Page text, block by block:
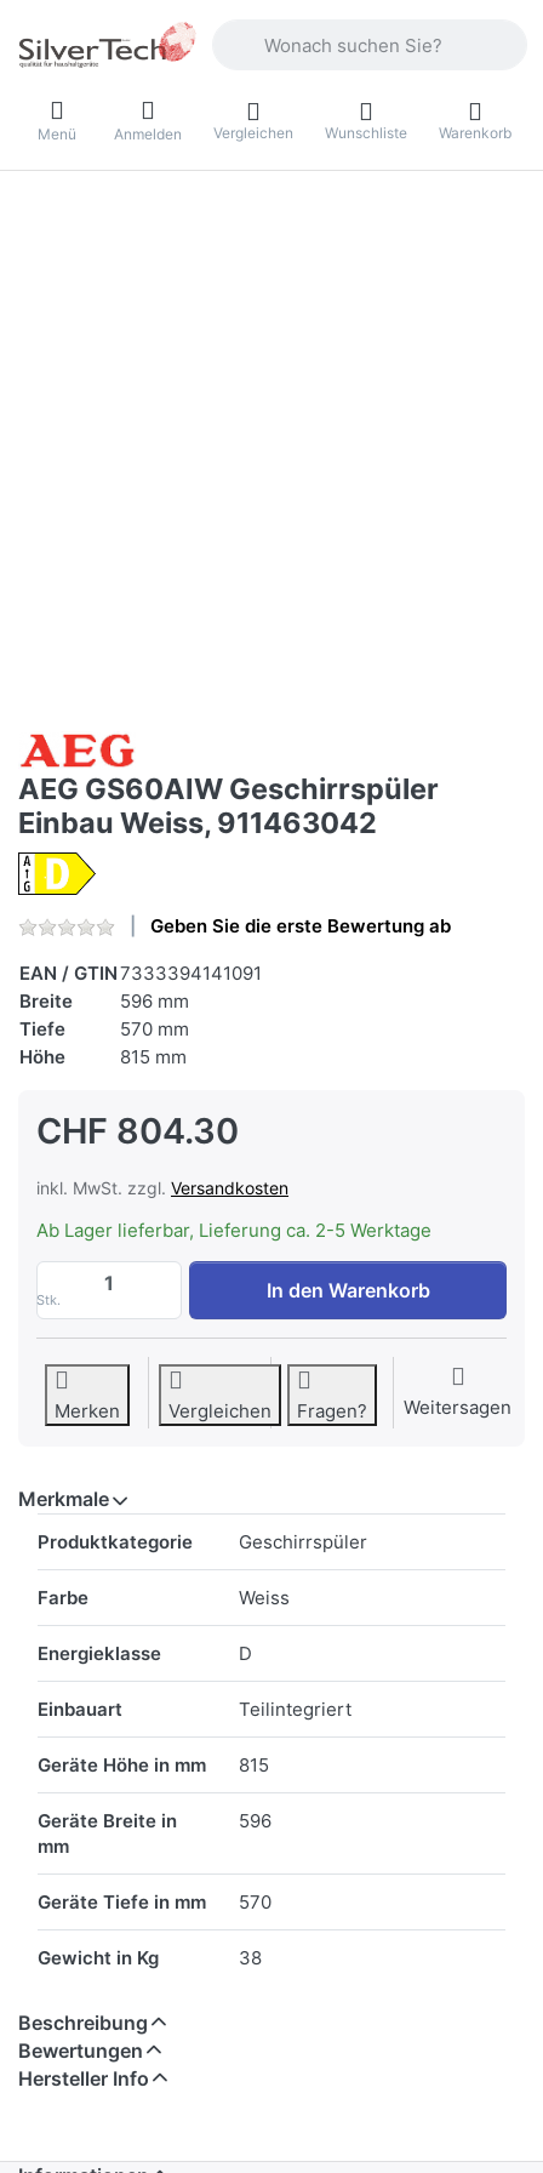
Menü Anmelden Vergleichen Wunschliste Warenkorb
AEG GS60AIW Geschirrspüler
Einbau Weiss, 911463042
Geben Sie die erste Bewertung ab
EAN / GTIN7333394141091
Breite
596 mm
Tiefe
570 mm
Höhe
815 mm
CHF 804.30
inkl. MwSt. zzgl. Versandkosten
Ab Lager lieferbar, Lieferung ca. 2-5 Werktage
Stk.
AEG GS60AIW Geschirrspüler Einbau
In den Warenkorb
Merken Vergleichen Fragen? Weitersagen
Merkmale
Produktkategorie Geschirrspüler
Farbe Weiss
Energieklasse D
Einbauart Teilintegriert
Geräte Höhe in mm 815
Geräte Breite in
mm
596
Geräte Tiefe in mm 570
Gewicht in Kg 38
Beschreibung
Bewertungen
Hersteller Info